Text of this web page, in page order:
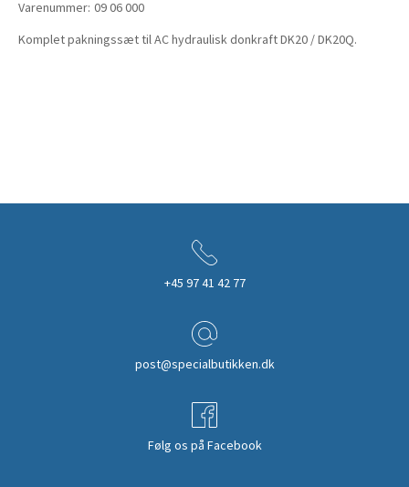
Varenummer: 09 06 000
Komplet pakningssæt til AC hydraulisk donkraft DK20 / DK20Q.
+45 97 41 42 77
post@specialbutikken.dk
Følg os på Facebook